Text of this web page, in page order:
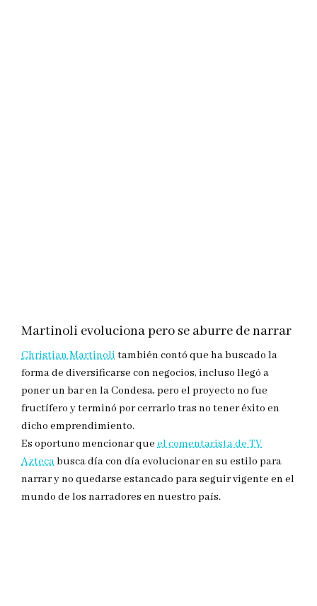
Martinoli evoluciona pero se aburre de narrar
Christian Martinoli también contó que ha buscado la
forma de diversificarse con negocios, incluso llegó a
poner un bar en la Condesa, pero el proyecto no fue
fructífero y terminó por cerrarlo tras no tener éxito en
dicho emprendimiento.
Es oportuno mencionar que el comentarista de TV
Aztecabusca día con día evolucionar en su estilo para
narrar y no quedarse estancado para seguir vigente en el
mundo de los narradores en nuestro país.